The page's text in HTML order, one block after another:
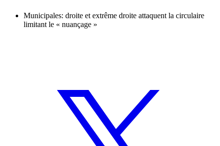
Municipales: droite et extrême droite attaquent la circulaire
limitant le « nuançage »